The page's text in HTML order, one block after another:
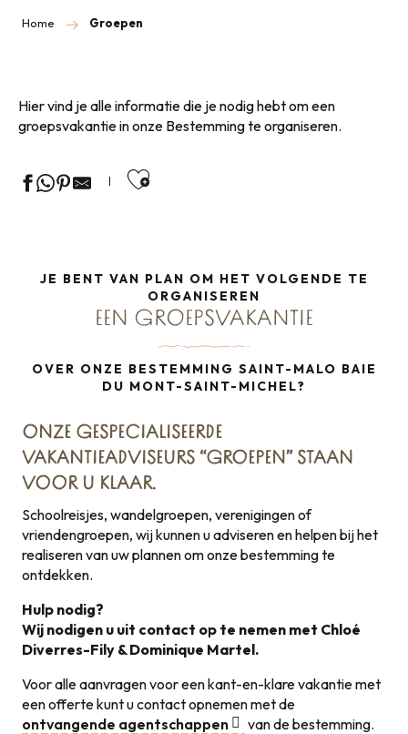
Home Groepen
Hier vind je alle informatie die je nodig hebt om een
groepsvakantie in onze Bestemming te organiseren.
Ajouter aux favoris
JE BENT VAN PLAN OM HET VOLGENDE TE
ORGANISEREN
EEN GROEPSVAKANTIE
OVER ONZE BESTEMMING SAINT-MALO BAIE
DU MONT-SAINT-MICHEL?
ONZE GESPECIALISEERDE
VAKANTIEADVISEURS “GROEPEN” STAAN
VOOR U KLAAR.
Schoolreisjes, wandelgroepen, verenigingen of
vriendengroepen, wij kunnen u adviseren en helpen bij het
realiseren van uw plannen om onze bestemming te
ontdekken.
Hulp nodig?
Wij nodigen u uit contact op te nemen met Chloé
Diverres-Fily & Dominique Martel.
Voor alle aanvragen voor een kant-en-klare vakantie met
een offerte kunt u contact opnemen met de
ontvangende agentschappen
van de bestemming.